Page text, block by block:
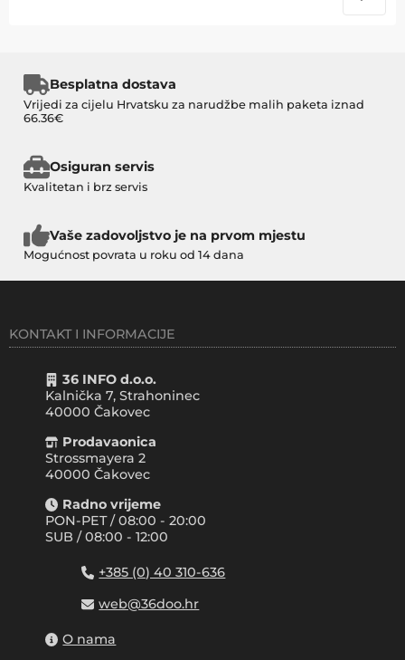
Besplatna dostava
Vrijedi za cijelu Hrvatsku za narudžbe malih paketa iznad
66.36€
Osiguran servis
Kvalitetan i brz servis
Vaše zadovoljstvo je na prvom mjestu
Mogućnost povrata u roku od 14 dana
KONTAKT I INFORMACIJE
36 INFO d.o.o.
Kalnička 7, Strahoninec
40000 Čakovec
Prodavaonica
Strossmayera 2
40000 Čakovec
Radno vrijeme
PON-PET / 08:00 - 20:00
SUB / 08:00 - 12:00
+385 (0) 40 310-636
web@36doo.hr
O nama